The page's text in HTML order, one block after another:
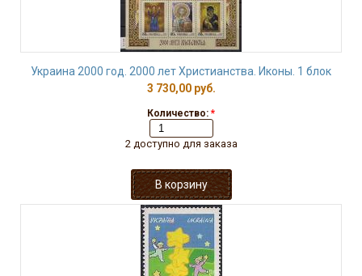
Украина 2000 год. 2000 лет Христианства. Иконы. 1 блок
3 730,00 руб.
Количество: *
2 доступно для заказа